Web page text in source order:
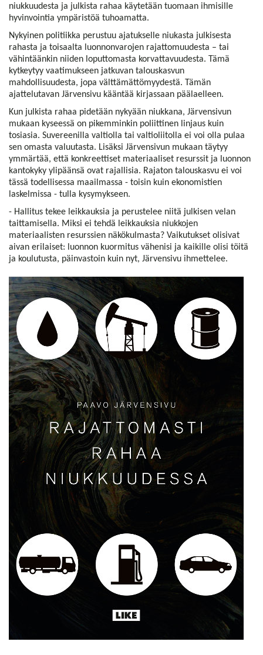
niukkuudesta ja julkista rahaa käytetään tuomaan ihmisille
hyvinvointia ympäristöä tuhoamatta.
Nykyinen politiikka perustuu ajatukselle niukasta julkisesta
rahasta ja toisaalta luonnonvarojen rajattomuudesta – tai
vähintäänkin niiden loputtomasta korvattavuudesta. Tämä
kytkeytyy vaatimukseen jatkuvan talouskasvun
mahdollisuudesta, jopa välttämättömyydestä. Tämän
ajattelutavan Järvensivu kääntää kirjassaan päälaelleen.
Kun julkista rahaa pidetään nykyään niukkana, Järvensivun
mukaan kyseessä on pikemminkin poliittinen linjaus kuin
tosiasia. Suvereenilla valtiolla tai valtioliitolla ei voi olla pulaa
sen omasta valuutasta. Lisäksi Järvensivun mukaan täytyy
ymmärtää, että konkreettiset materiaaliset resurssit ja luonnon
kantokyky ylipäänsä ovat rajallisia. Rajaton talouskasvu ei voi
tässä todellisessa maailmassa - toisin kuin ekonomistien
laskelmissa - tulla kysymykseen.
- Hallitus tekee leikkauksia ja perustelee niitä julkisen velan
taittamisella. Miksi ei tehdä leikkauksia niukkojen
materiaalisten resurssien näkökulmasta? Vaikutukset olisivat
aivan erilaiset: luonnon kuormitus vähenisi ja kaikille olisi töitä
ja koulutusta, päinvastoin kuin nyt, Järvensivu ihmettelee.